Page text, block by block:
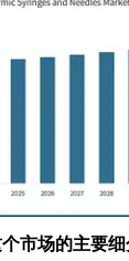
市场的主要